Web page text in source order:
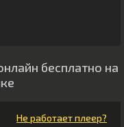
бесплатно на
Не работает плеер?